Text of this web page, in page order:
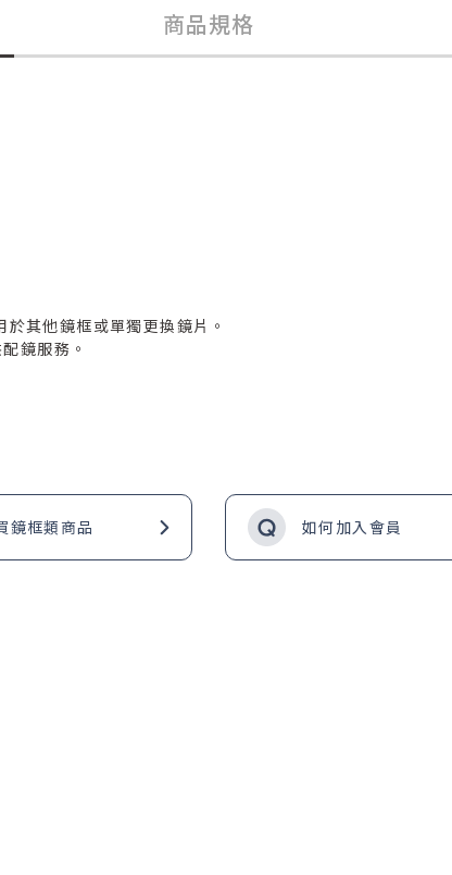
商品規格
其他鏡框或單獨更換鏡片。
鏡服務。
鏡框類商品 如何加入會員